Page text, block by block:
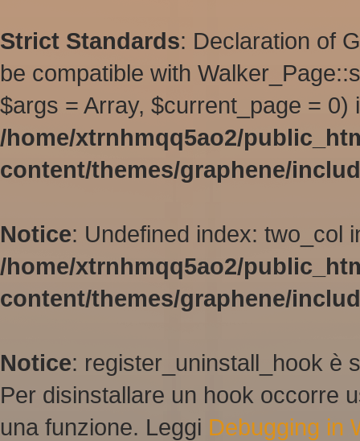
Strict Standards: Declaration of
be compatible with
$args = Array, $current_page = 0)
/home/xtrnhmqq5ao2/
content/themes/graphene/
Notice: Undefined index: two_col
/home/xtrnhmqq5ao2/
content/themes/graphene/
Notice: register_uninstall_hook è
Per disinstallare un hook occorre
una funzione. Leggi Debugging in